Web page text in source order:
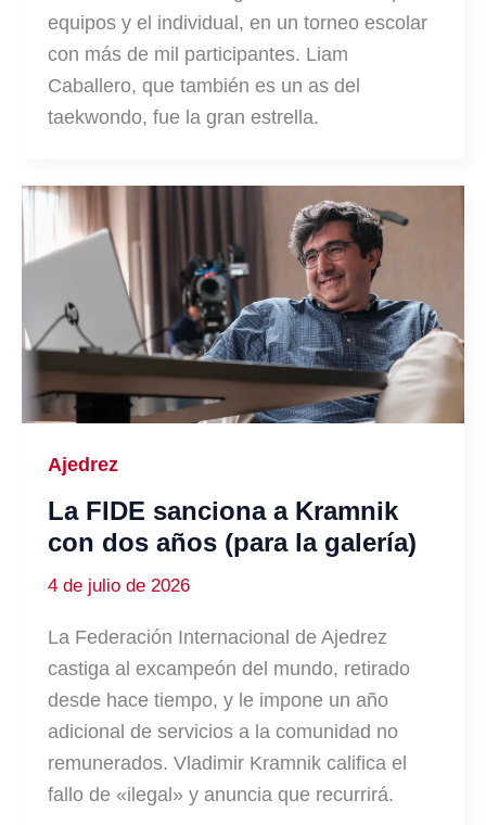
equipos y el individual, en un torneo escolar
con más de mil participantes. Liam
Caballero, que también es un as del
taekwondo, fue la gran estrella.
Ajedrez
La FIDE sanciona a Kramnik
con dos años (para la galería)
4 de julio de 2026
La Federación Internacional de Ajedrez
castiga al excampeón del mundo, retirado
desde hace tiempo, y le impone un año
adicional de servicios a la comunidad no
remunerados. Vladimir Kramnik califica el
fallo de «ilegal» y anuncia que recurrirá.